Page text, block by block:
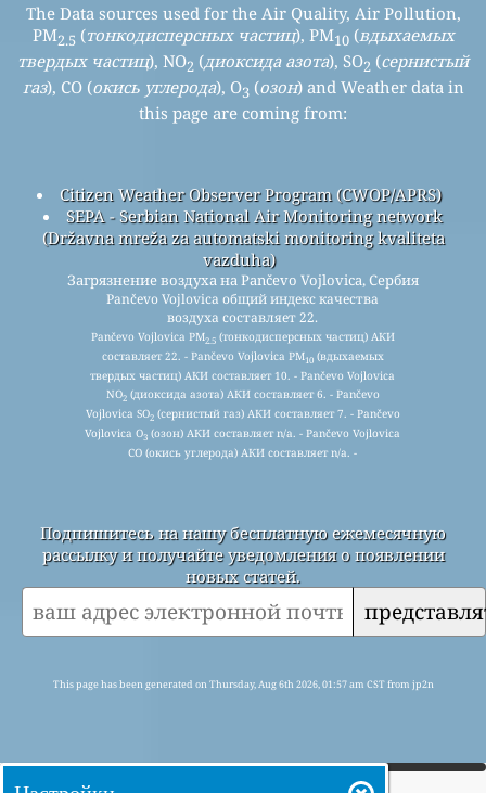
The Data sources used for the Air Quality, Air Pollution,
PM2.5 (тонкодисперсных частиц), PM10(вдыхаемых
твердых частиц), NO2 (диоксида азота), SO2 (сернистый
газ), CO (окись углерода), O3 (озон) and Weather data in
this page are coming from:
Citizen Weather Observer Program (CWOP/APRS)
SEPA - Serbian National Air Monitoring network
(Državna mreža za automatski monitoring kvaliteta
vazduha)
Загрязнение воздуха на Pančevo Vojlovica, Сербия
Pančevo Vojlovica общий индекс качества
воздуха составляет 22.
Pančevo Vojlovica PM2.5(тонкодисперсных частиц) АКИ
составляет 22. - Pančevo Vojlovica PM10(вдыхаемых
твердых частиц) АКИ составляет 10. - Pančevo Vojlovica
NO2(диоксида азота) АКИ составляет 6. - Pančevo
Vojlovica SO2(сернистый газ) АКИ составляет 7. - Pančevo
Vojlovica O3 (озон) АКИ составляет n/a. - Pančevo Vojlovica
CO (окись углерода) АКИ составляет n/a. -
Подпишитесь на нашу бесплатную ежемесячную
рассылку и получайте уведомления о появлении
новых статей.
This page has been generated on Thursday, Aug 6th 2026, 01:57 am CST from jp2n